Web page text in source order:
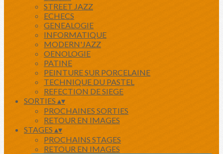
STREET JAZZ
ECHECS
GENEALOGIE
INFORMATIQUE
MODERN'JAZZ
OENOLOGIE
PATINE
PEINTURE SUR PORCELAINE
TECHNIQUE DU PASTEL
REFECTION DE SIEGE
SORTIES ▴▾
PROCHAINES SORTIES
RETOUR EN IMAGES
STAGES ▴▾
PROCHAINS STAGES
RETOUR EN IMAGES